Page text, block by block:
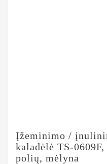
Įžeminimo /
kaladėlė TS-0609F,
polių, mėlyna